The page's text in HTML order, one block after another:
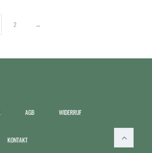
2 →
AGB WIDERRUF
KONTAKT